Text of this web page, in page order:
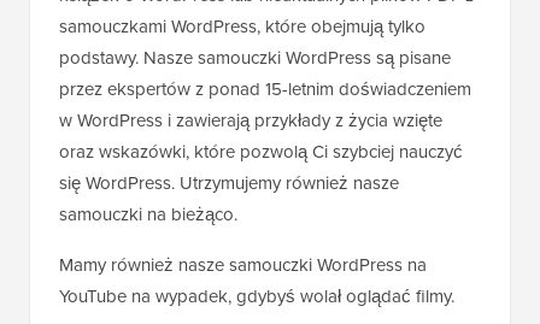
samouczkami WordPress, które obejmują tylko
podstawy. Nasze samouczki WordPress są pisane
przez ekspertów z ponad 15-letnim doświadczeniem
w WordPress i zawierają przykłady z życia wzięte
oraz wskazówki, które pozwolą Ci szybciej nauczyć
się WordPress. Utrzymujemy również nasze
samouczki na bieżąco.
Mamy również nasze samouczki WordPress na
YouTube na wypadek, gdybyś wolał oglądać filmy.